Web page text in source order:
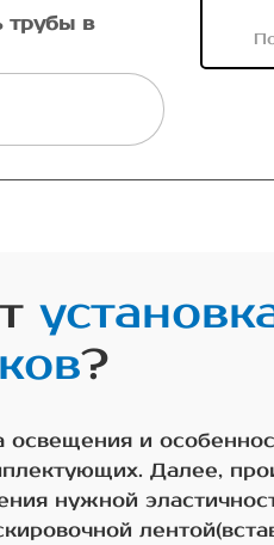
трубы в
?
освещения и
Далее,
нужной